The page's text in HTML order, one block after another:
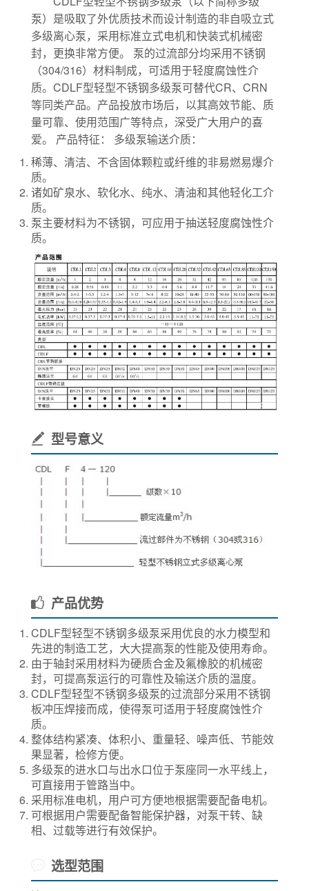
泵）是吸取了外优质技术而设计制造的非自吸立式
多级离心泵，采用标准立式电机和快装式机械密
封，更换非常方便。 泵的过流部分均采用不锈钢
（304/316）材料制成，可适用于轻度腐蚀性介
质。CDLF型轻型不锈钢多级泵可替代CR、CRN
等同类产品。产品投放市场后，以其高效节能、质
量可靠、使用范围广等特点，深受广大用户的喜
爱。 产品特征： 多级泵输送介质：
稀薄、清洁、不含固体颗粒或纤维的非易燃易爆介
质。
诸如矿泉水、软化水、纯水、清油和其他轻化工介
质。
泵主要材料为不锈钢，可应用于抽送轻度腐蚀性介
质。
型号意义
产品优势
CDLF型轻型不锈钢多级泵采用优良的水力模型和
先进的制造工艺，大大提高泵的性能及使用寿命。
由于轴封采用材料为硬质合金及氟橡胶的机械密
封，可提高泵运行的可靠性及输送介质的温度。
CDLF型轻型不锈钢多级泵的过流部分采用不锈钢
板冲压焊接而成，使得泵可适用于轻度腐蚀性介
质。
整体结构紧凑、体积小、重量轻、噪声低、节能效
果显著，检修方便。
多级泵的进水口与出水口位于泵座同一水平线上，
可直接用于管路当中。
采用标准电机，用户可方便地根据需要配备电机。
可根据用户需要配备智能保护器，对泵干转、缺
相、过载等进行有效保护。
选型范围